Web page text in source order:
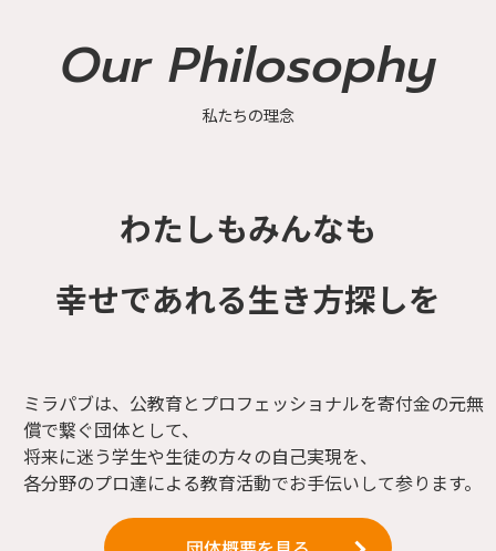
Our Philosophy
私たちの理念
わたしもみんなも
幸せであれる生き方探しを
ミラパブは、公教育とプロフェッショナルを寄付金の元無
償で繋ぐ団体として、
将来に迷う学生や生徒の方々の自己実現を、
各分野のプロ達による教育活動でお手伝いして参ります。